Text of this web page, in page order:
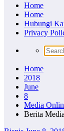
Home
Home
Hubungi
Privacy
Home
2018
June
8
Media
Berita